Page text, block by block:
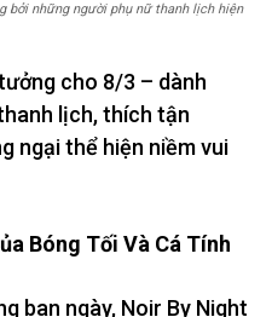
bởi những người phụ nữ thanh lịch hiện
cho 8/3 – dành
lịch, thích tận
ngại thể hiện niềm vui
Bóng Tối Và Cá Tính
ban ngày, Noir By Night